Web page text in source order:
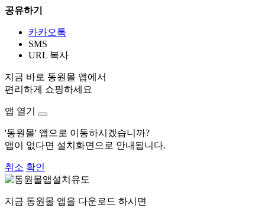
공유하기
카카오톡
SMS
URL 복사
지금 바로 동원몰 앱에서
편리하게 쇼핑하세요
앱 열기
'동원몰' 앱으로 이동하시겠습니까?
앱이 없다면 설치화면으로 안내됩니다.
취소 확인
지금 동원몰 앱을 다운로드 하시면